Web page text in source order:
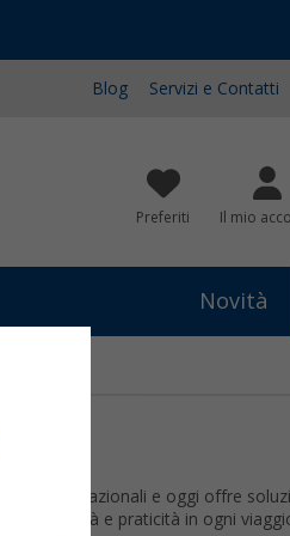
Blog Servizi e Contatti
Preferiti Il mio
Novità
ricreazionali e oggi offre
affidabilità e praticità in ogni